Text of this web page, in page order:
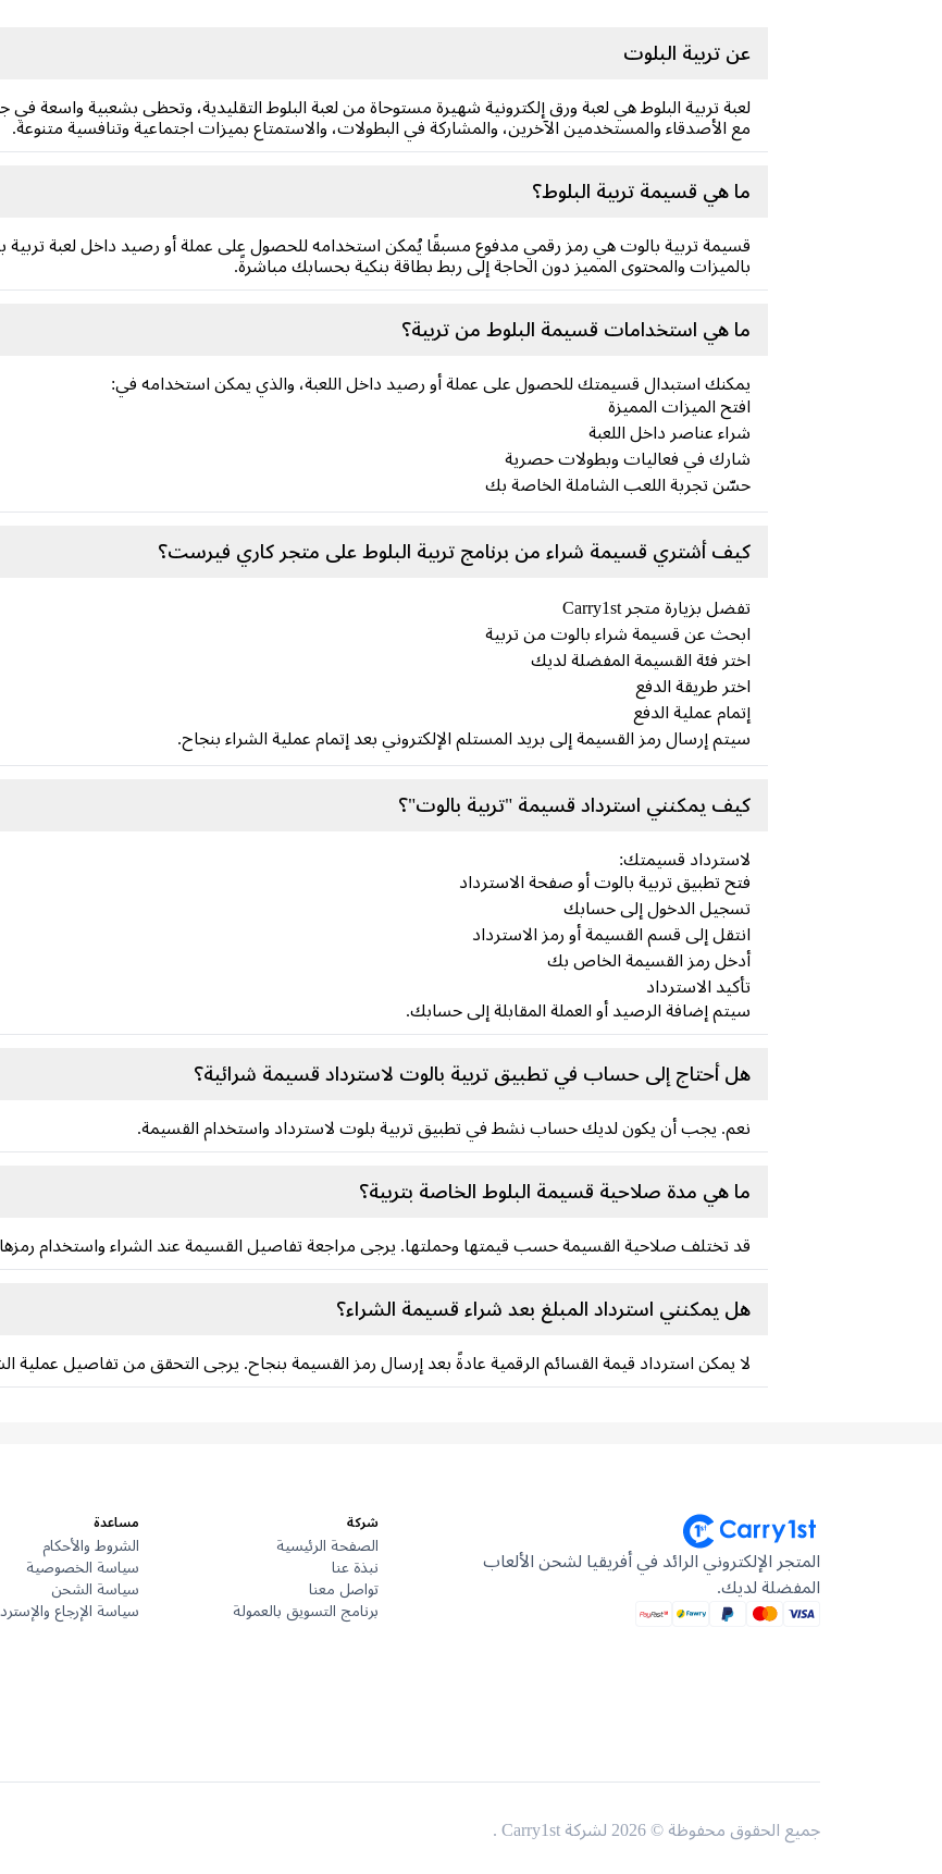
عن تربية البلوت
لعبة تربية البلوط هي لعبة ورق إلكترونية شهيرة مستوحاة من لعبة البلوط التقليدية، وتحظى بشعبية واسعة
مع الأصدقاء والمستخدمين الآخرين، والمشاركة في البطولات، والاستمتاع بميزات اجتماعية وتنافسية متنوعة.
ما هي قسيمة تربية البلوط؟
قسيمة تربية بالوت هي رمز رقمي مدفوع مسبقًا يُمكن استخدامه للحصول على عملة أو رصيد داخل لعبة تربية
بالميزات والمحتوى المميز دون الحاجة إلى ربط بطاقة بنكية بحسابك مباشرةً.
ما هي استخدامات قسيمة البلوط من تربية؟
يمكنك استبدال قسيمتك للحصول على عملة أو رصيد داخل اللعبة، والذي يمكن استخدامه في:
افتح الميزات المميزة
شراء عناصر داخل اللعبة
شارك في فعاليات وبطولات حصرية
حسّن تجربة اللعب الشاملة الخاصة بك
كيف أشتري قسيمة شراء من برنامج تربية البلوط على متجر كاري فيرست؟
تفضل بزيارة متجر Carry1st
ابحث عن قسيمة شراء بالوت من تربية
اختر فئة القسيمة المفضلة لديك
اختر طريقة الدفع
إتمام عملية الدفع
سيتم إرسال رمز القسيمة إلى بريد المستلم الإلكتروني بعد إتمام عملية الشراء بنجاح.
كيف يمكنني استرداد قسيمة "تربية بالوت"؟
لاسترداد قسيمتك:
فتح تطبيق تربية بالوت أو صفحة الاسترداد
تسجيل الدخول إلى حسابك
انتقل إلى قسم القسيمة أو رمز الاسترداد
أدخل رمز القسيمة الخاص بك
تأكيد الاسترداد
سيتم إضافة الرصيد أو العملة المقابلة إلى حسابك.
هل أحتاج إلى حساب في تطبيق تربية بالوت لاسترداد قسيمة شرائية؟
نعم. يجب أن يكون لديك حساب نشط في تطبيق تربية بلوت لاسترداد واستخدام القسيمة.
ما هي مدة صلاحية قسيمة البلوط الخاصة بتربية؟
قد تختلف صلاحية القسيمة حسب قيمتها وحملتها. يرجى مراجعة تفاصيل القسيمة عند الشراء واستخدام
هل يمكنني استرداد المبلغ بعد شراء قسيمة الشراء؟
لا يمكن استرداد قيمة القسائم الرقمية عادةً بعد إرسال رمز القسيمة بنجاح. يرجى التحقق من تفاصيل عملية
المتجر الإلكتروني الرائد في أفريقيا لشحن الألعاب
المفضلة لديك.
شركة
الصفحة الرئيسية
نبذة عنا
تواصل معنا
برنامج التسويق بالعمولة
مساعدة
الشروط والأحكام
سياسة الخصوصية
سياسة الشحن
سياسة الإرجاع
جميع الحقوق محفوظة © 2026 لشركة Carry1st .